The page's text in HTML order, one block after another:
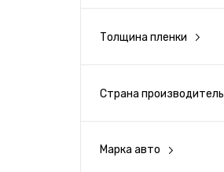
Толщина пленки
Страна производитель
Марка авто